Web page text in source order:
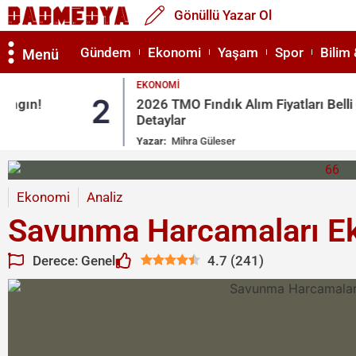
Gönüllü Yazar Ol
Menü Gündem Ekonomi Yaşam Spor Bilim
2
2026 TMO Fındık Alım Fiyatları Belli Oldu! İşte
Detaylar
Mihra Güleser
Ekonomi Analiz
Savunma Harcamaları
Derece: Genel 4.7 (241)